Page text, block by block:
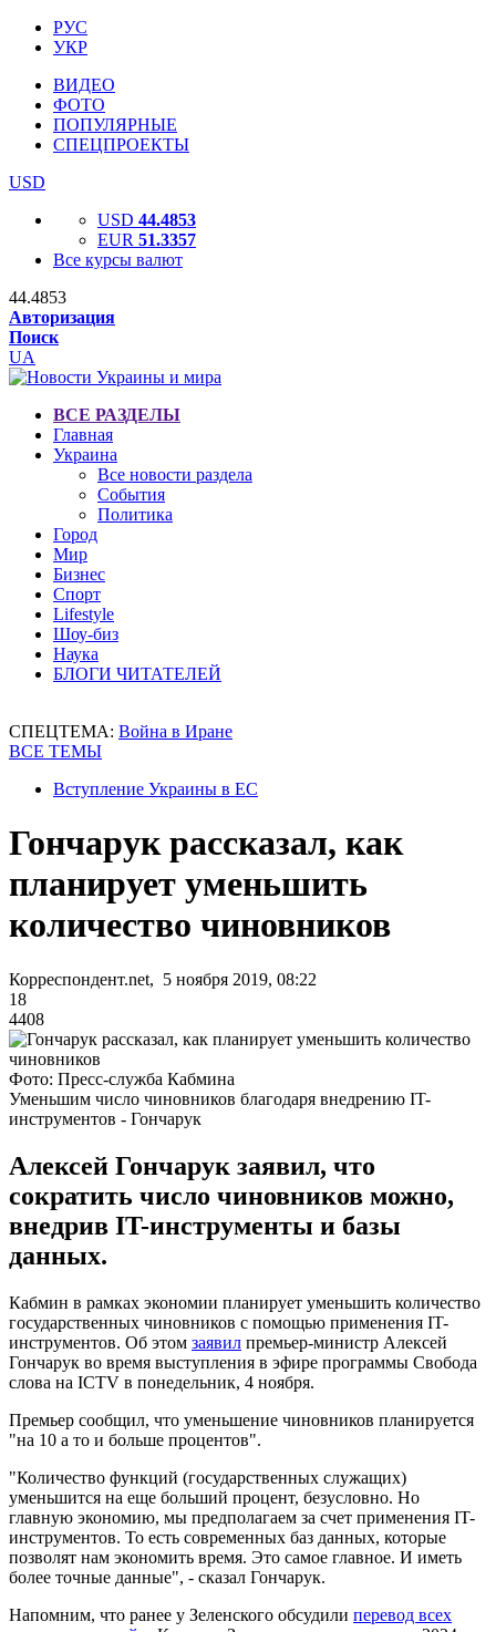
РУС
УКР
ВИДЕО
ФОТО
ПОПУЛЯРНЫЕ
СПЕЦПРОЕКТЫ
USD
USD 44.4853
EUR 51.3357
Все курсы валют
44.4853
Авторизация
Поиск
UA
ВСЕ РАЗДЕЛЫ
Главная
Украина
Все новости раздела
События
Политика
Город
Мир
Бизнес
Спорт
Lifestyle
Шоу-биз
Наука
БЛОГИ ЧИТАТЕЛЕЙ
СПЕЦТЕМА: Война в Иране
ВСЕ ТЕМЫ
Вступление Украины в ЕС
Гончарук рассказал, как
планирует уменьшить
количество чиновников
Корреспондент.net, 5 ноября 2019, 08:22
18
4408
Фото: Пресс-служба Кабмина
Уменьшим число чиновников благодаря внедрению IT-
инструментов - Гончарук
Алексей Гончарук заявил, что
сократить число чиновников можно,
внедрив IT-инструменты и базы
данных.
Кабмин в рамках экономии планирует уменьшить количество
государственных чиновников с помощью применения IT-
инструментов. Об этом заявил премьер-министр Алексей
Гончарук во время выступления в эфире программы Свобода
слова на ICTV в понедельник, 4 ноября.
Премьер сообщил, что уменьшение чиновников планируется
"на 10 а то и больше процентов".
"Количество функций (государственных служащих)
уменьшится на еще больший процент, безусловно. Но
главную экономию, мы предполагаем за счет применения IT-
инструментов. То есть современных баз данных, которые
позволят нам экономить время. Это самое главное. И иметь
более точные данные", - сказал Гончарук.
Напомним, что ранее у Зеленского обсудили перевод всех